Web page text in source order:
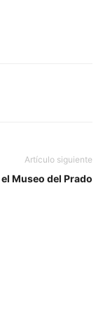
Artículo siguiente
Museo del Prado